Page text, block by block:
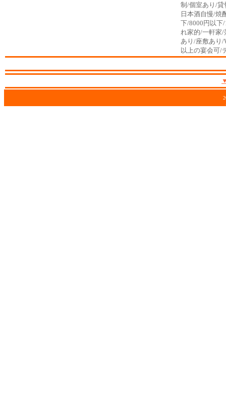
制/個室あり/
日本酒自慢/焼
下/8000円以下
れ家的/一軒家/
あり/座敷あり/
以上の宴会可/